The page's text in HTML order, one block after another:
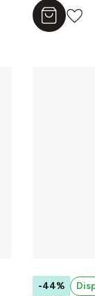
Aggiungi
-44%